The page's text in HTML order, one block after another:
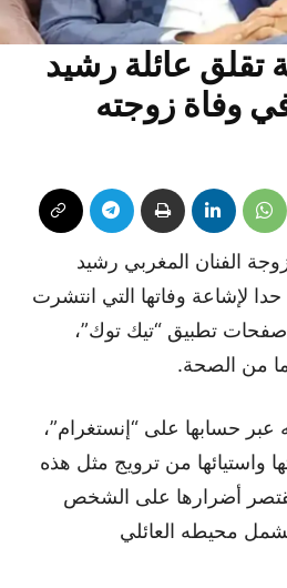
تقلق عائلة رشيد
وفاة زوجته
الفنان المغربي رشيد
لإشاعة وفاتها التي انتشرت
تطبيق “تيك توك”،
من الصحة.
حسابها على “إنستغرام”،
من ترويج مثل هذه
تقتصر أضرارها على الشخص
محيطه العائلي